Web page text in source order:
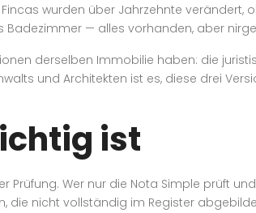
wurden über Jahrzehnte verändert,
Badezimmer — alles vorhanden, aber
derselben Immobilie haben: die
und Architekten ist es, diese drei
ist
Wer nur die Nota Simple prüft
die nicht vollständig im Register